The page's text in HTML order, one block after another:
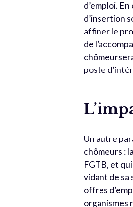
d’emploi.
d’insertion
affiner le
de
poste
Un autre
chômeurs :
FGTB, et
vidant de sa
offres
organismes